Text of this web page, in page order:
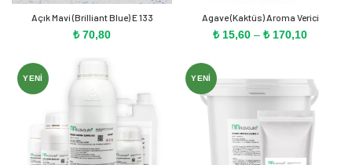
Açık Mavi (Brilliant Blue) E 133
₺ 70,80
Agave (Kaktüs) Aroma Verici
₺ 15,60 – ₺ 170,10Fiyat
₺ 170,10
YENI YENI